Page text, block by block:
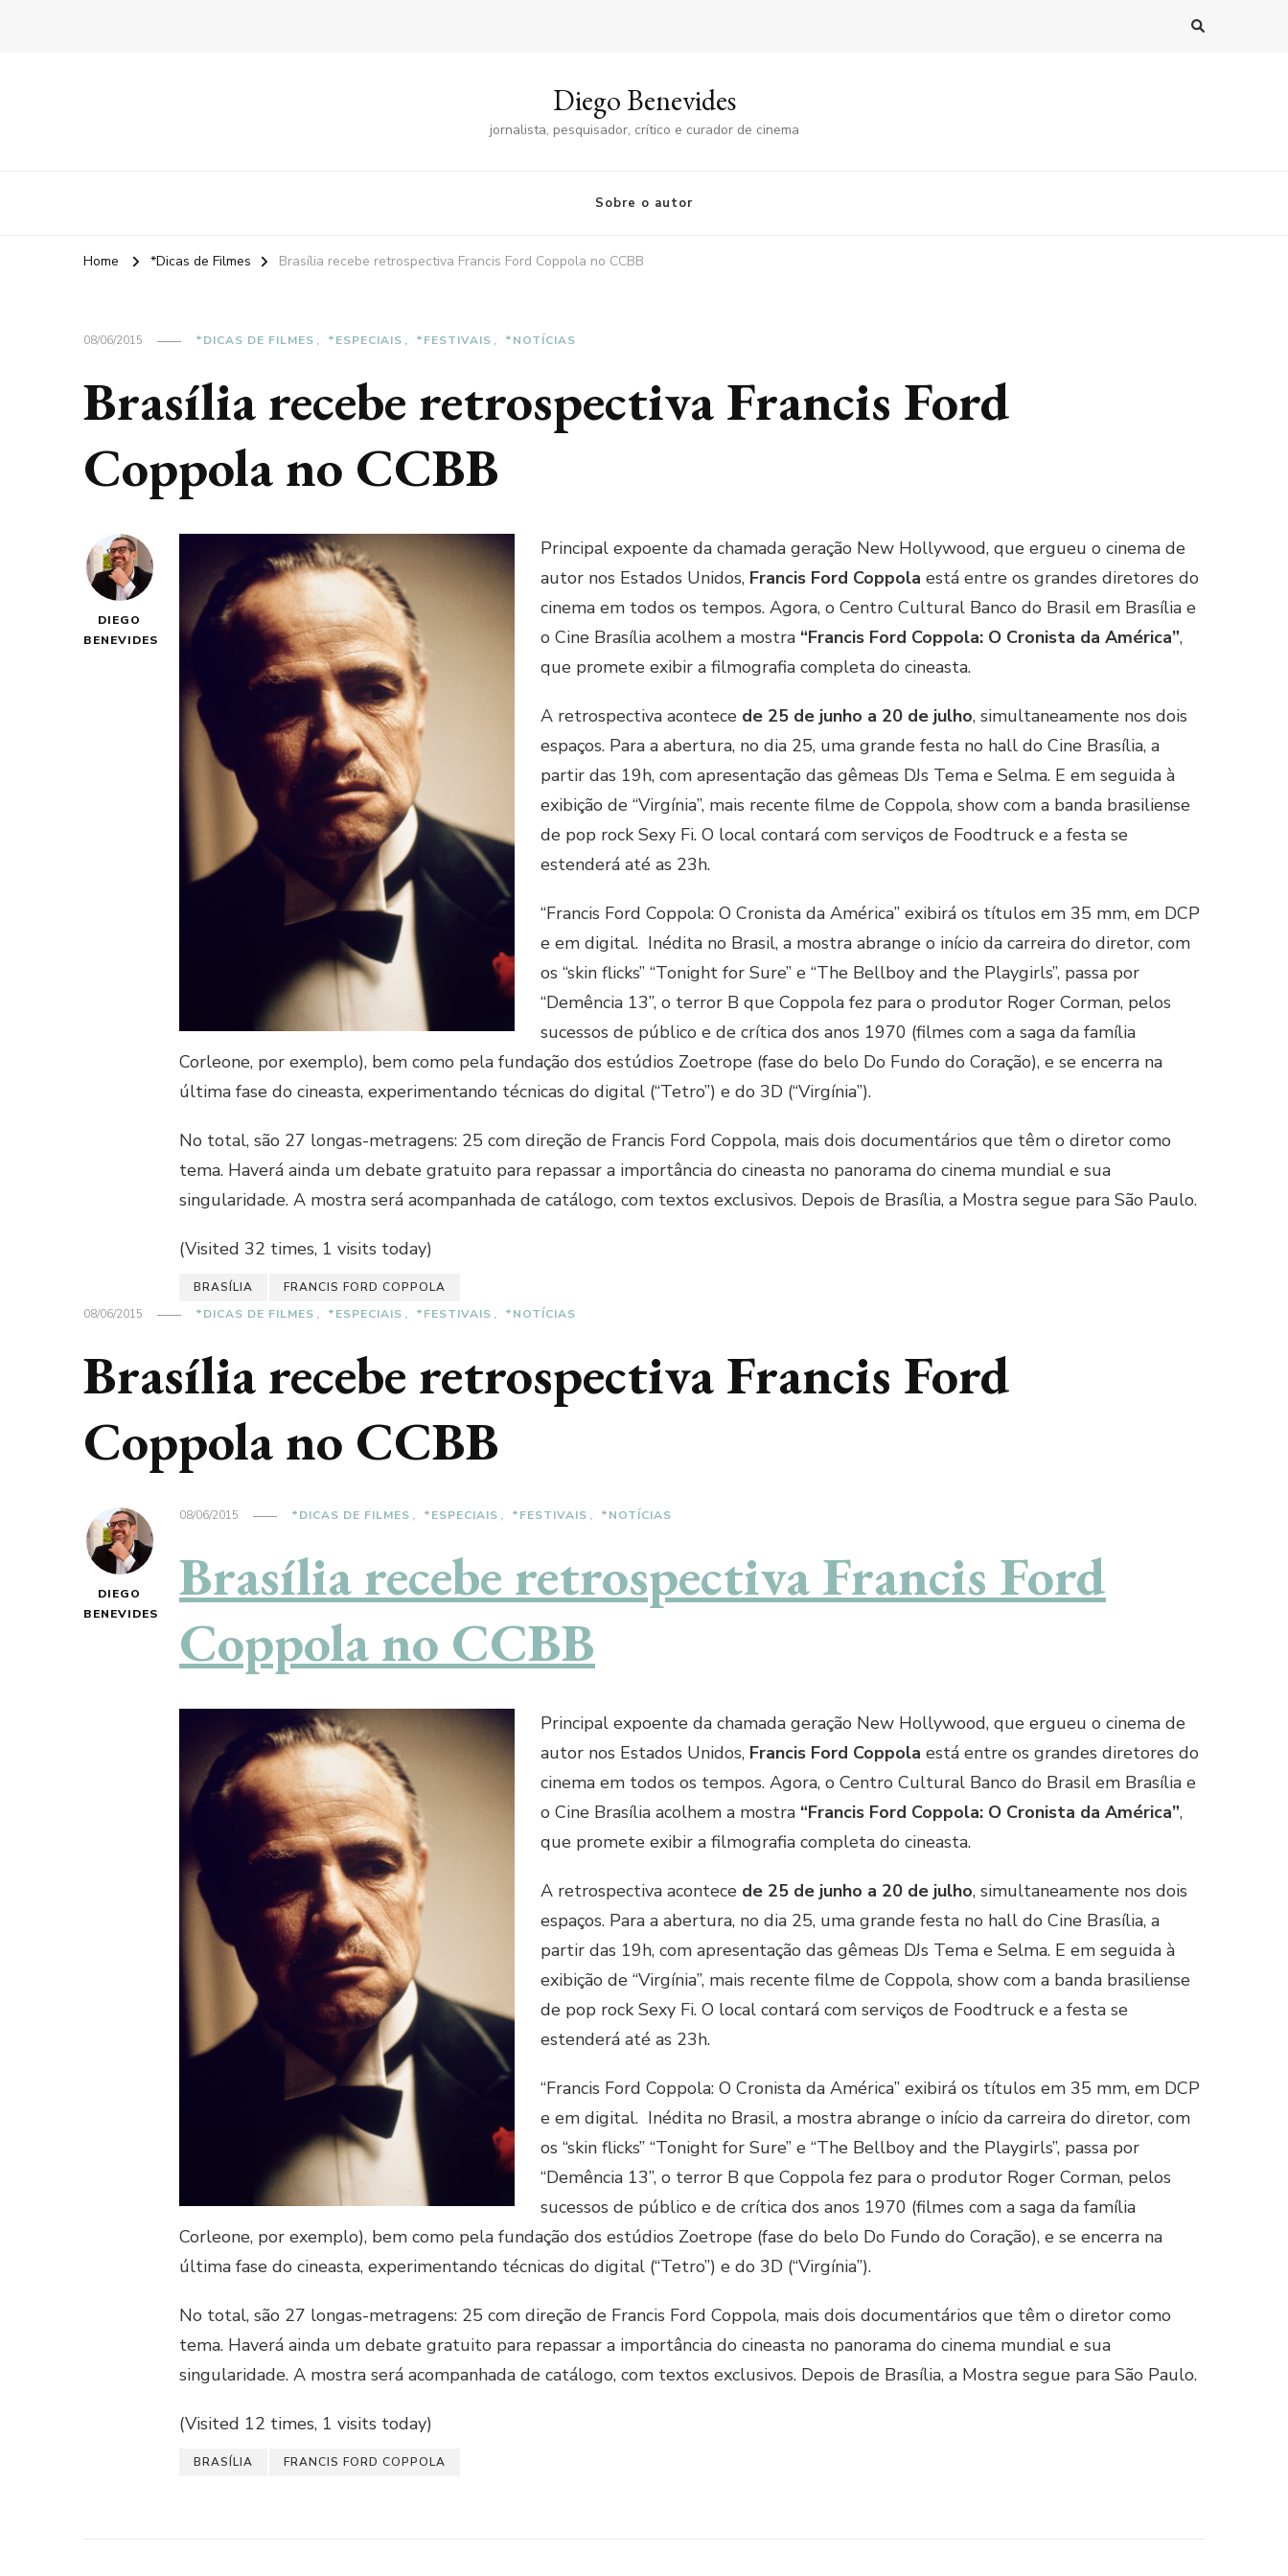
Diego Benevides
jornalista, pesquisador, crítico e curador de cinema
Sobre o autor
Home *Dicas de Filmes Brasília recebe retrospectiva Francis Ford Coppola no CCBB
08/06/2015 *DICAS DE FILMES *ESPECIAIS *FESTIVAIS *NOTÍCIAS
Brasília recebe retrospectiva Francis Ford
Coppola no CCBB
DIEGO
BENEVIDES
Principal expoente da chamada geração New Hollywood, que ergueu o cinema de
autor nos Estados Unidos, Francis Ford Coppola está entre os grandes diretores do
cinema em todos os tempos. Agora, o Centro Cultural Banco do Brasil em Brasília e
o Cine Brasília acolhem a mostra “Francis Ford Coppola: O Cronista da América”,
que promete exibir a filmografia completa do cineasta.
A retrospectiva acontece de 25 de junho a 20 de julho, simultaneamente nos dois
espaços. Para a abertura, no dia 25, uma grande festa no hall do Cine Brasília, a
partir das 19h, com apresentação das gêmeas DJs Tema e Selma. E em seguida à
exibição de “Virgínia”, mais recente filme de Coppola, show com a banda brasiliense
de pop rock Sexy Fi. O local contará com serviços de Foodtruck e a festa se
estenderá até as 23h.
“Francis Ford Coppola: O Cronista da América” exibirá os títulos em 35 mm, em DCP
e em digital. Inédita no Brasil, a mostra abrange o início da carreira do diretor, com
os “skin flicks” “Tonight for Sure” e “The Bellboy and the Playgirls”, passa por
“Demência 13”, o terror B que Coppola fez para o produtor Roger Corman, pelos
sucessos de público e de crítica dos anos 1970 (filmes com a saga da família
Corleone, por exemplo), bem como pela fundação dos estúdios Zoetrope (fase do belo Do Fundo do Coração), e se encerra na
última fase do cineasta, experimentando técnicas do digital (“Tetro”) e do 3D (“Virgínia”).
No total, são 27 longas-metragens: 25 com direção de Francis Ford Coppola, mais dois documentários que têm o diretor como
tema. Haverá ainda um debate gratuito para repassar a importância do cineasta no panorama do cinema mundial e sua
singularidade. A mostra será acompanhada de catálogo, com textos exclusivos. Depois de Brasília, a Mostra segue para São Paulo.
(Visited 32 times, 1 visits today)
BRASÍLIA
FRANCIS FORD COPPOLA
08/06/2015
*DICAS DE FILMES *ESPECIAIS *FESTIVAIS *NOTÍCIAS
Brasília recebe retrospectiva Francis Ford
Coppola no CCBB
08/06/2015 *DICAS DE FILMES *ESPECIAIS *FESTIVAIS *NOTÍCIAS
Brasília recebe retrospectiva Francis Ford
Coppola no CCBB
DIEGO
BENEVIDES
Principal expoente da chamada geração New Hollywood, que ergueu o cinema de
autor nos Estados Unidos, Francis Ford Coppola está entre os grandes diretores do
cinema em todos os tempos. Agora, o Centro Cultural Banco do Brasil em Brasília e
o Cine Brasília acolhem a mostra “Francis Ford Coppola: O Cronista da América”,
que promete exibir a filmografia completa do cineasta.
A retrospectiva acontece de 25 de junho a 20 de julho, simultaneamente nos dois
espaços. Para a abertura, no dia 25, uma grande festa no hall do Cine Brasília, a
partir das 19h, com apresentação das gêmeas DJs Tema e Selma. E em seguida à
exibição de “Virgínia”, mais recente filme de Coppola, show com a banda brasiliense
de pop rock Sexy Fi. O local contará com serviços de Foodtruck e a festa se
estenderá até as 23h.
“Francis Ford Coppola: O Cronista da América” exibirá os títulos em 35 mm, em DCP
e em digital. Inédita no Brasil, a mostra abrange o início da carreira do diretor, com
os “skin flicks” “Tonight for Sure” e “The Bellboy and the Playgirls”, passa por
“Demência 13”, o terror B que Coppola fez para o produtor Roger Corman, pelos
sucessos de público e de crítica dos anos 1970 (filmes com a saga da família
Corleone, por exemplo), bem como pela fundação dos estúdios Zoetrope (fase do belo Do Fundo do Coração), e se encerra na
última fase do cineasta, experimentando técnicas do digital (“Tetro”) e do 3D (“Virgínia”).
No total, são 27 longas-metragens: 25 com direção de Francis Ford Coppola, mais dois documentários que têm o diretor como
tema. Haverá ainda um debate gratuito para repassar a importância do cineasta no panorama do cinema mundial e sua
singularidade. A mostra será acompanhada de catálogo, com textos exclusivos. Depois de Brasília, a Mostra segue para São Paulo.
(Visited 12 times, 1 visits today)
BRASÍLIA FRANCIS FORD COPPOLA